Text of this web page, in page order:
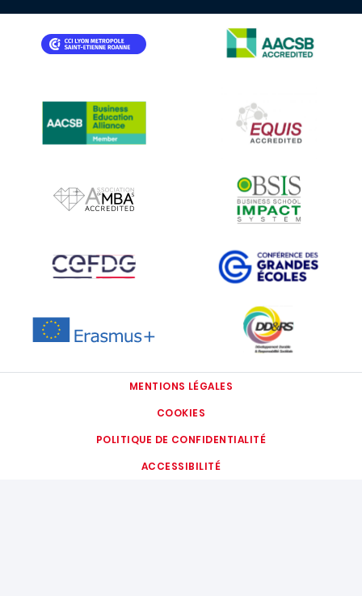
IMAGE
IMAGE
IMAGE
IMAGE
IMAGE IMAGE
MENTIONS LÉGALES
COOKIES
POLITIQUE DE CONFIDENTIALITÉ
ACCESSIBILITÉ